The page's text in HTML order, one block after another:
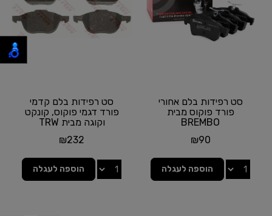
סט רפידות בלם אחורי
פורד פוקוס מבית
BREMBO
₪90
הוספה לעגלה
סט רפידות בלם קדמי
פורד דגמי פוקוס, קונקט
וקוגה מבית TRW
₪232
הוספה לעגלה